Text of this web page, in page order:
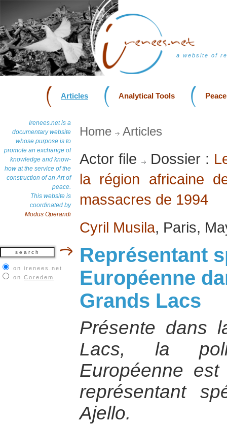
a website of
Articles Analytical Tools
Irenees.net is a
documentary website
whose purpose is to
promote an exchange of
knowledge and know-
how at the service of the
construction of an Art of
peace.
This website is
coordinated by
Modus Operandi
on irenees.net
on Coredem
Home Articles
Actor file Dossier :
la région africaine
massacres de 1994
Cyril Musila, Paris,
Représentant
Européenne
Grands Lacs
Présente dans
Lacs, la
Européenne
représentant
Ajello.